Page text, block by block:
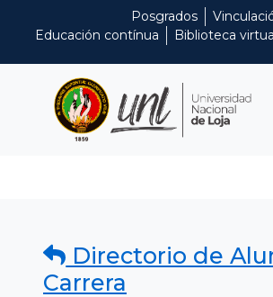
Posgrados
Educación contínua
Biblioteca
Directorio de
Carrera